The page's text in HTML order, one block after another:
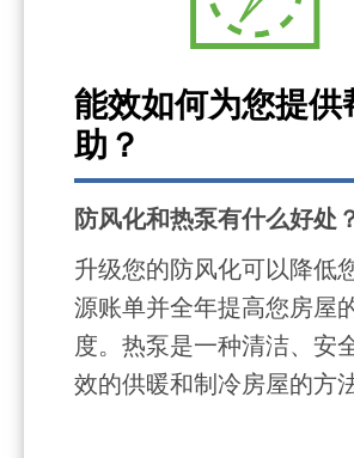
能效如何为您提供
助？
防风化和热泵有什么好处
升级您的防风化可以降低
源账单并全年提高您房屋
度。热泵是一种清洁、安
效的供暖和制冷房屋的方法